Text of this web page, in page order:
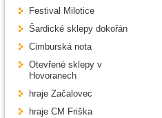
Festival Milotice
Šardické sklepy dokořán
Cimburská nota
Otevřené sklepy v
Hovoranech
hraje Začalovec
hraje CM Friška